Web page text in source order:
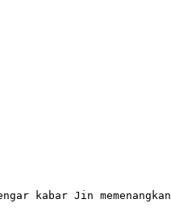
kabar Jin